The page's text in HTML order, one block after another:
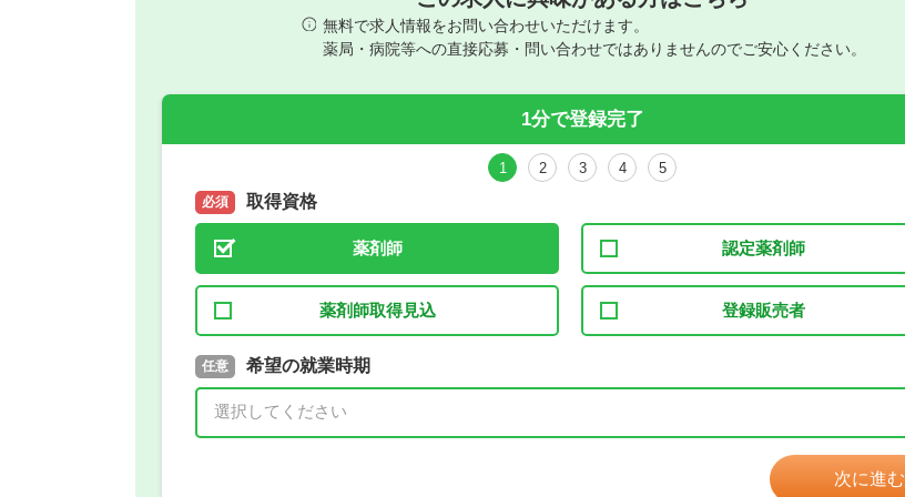
無料で求人情報をお問い合わせいただけます。
薬局・病院等への直接応募・問い合わせではありませんのでご安心ください。
1分で登録完了
1 2 3 4 5
必須 取得資格
薬剤師 認定薬剤師
薬剤師取得見込 登録販売者
必須 取得予定年
年 3月
任意 希望の就業時期
次に進む